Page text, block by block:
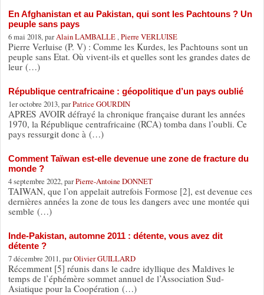
En Afghanistan et au Pakistan, qui sont les Pachtouns ? Un
peuple sans pays
6 mai 2018, parAlain LAMBALLE , Pierre VERLUISE
Pierre Verluise (P. V) : Comme les Kurdes, les Pachtouns sont un
peuple sans Etat. Où vivent-ils et quelles sont les grandes dates de
leur (…)
République centrafricaine : géopolitique d’un pays oublié
1er octobre 2013, parPatrice GOURDIN
APRES AVOIR défrayé la chronique française durant les années
1970, la République centrafricaine (RCA) tomba dans l’oubli. Ce
pays ressurgit donc à (…)
Comment Taïwan est-elle devenue une zone de fracture du
monde ?
4 septembre 2022, parPierre-Antoine DONNET
TAIWAN, que l’on appelait autrefois Formose [2], est devenue ces
dernières années la zone de tous les dangers avec une montée qui
semble (…)
Inde-Pakistan, automne 2011 : détente, vous avez dit
détente ?
7 décembre 2011, parOlivier GUILLARD
Récemment [5] réunis dans le cadre idyllique des Maldives le
temps de l’éphémère sommet annuel de l’Association Sud-
Asiatique pour la Coopération (…)